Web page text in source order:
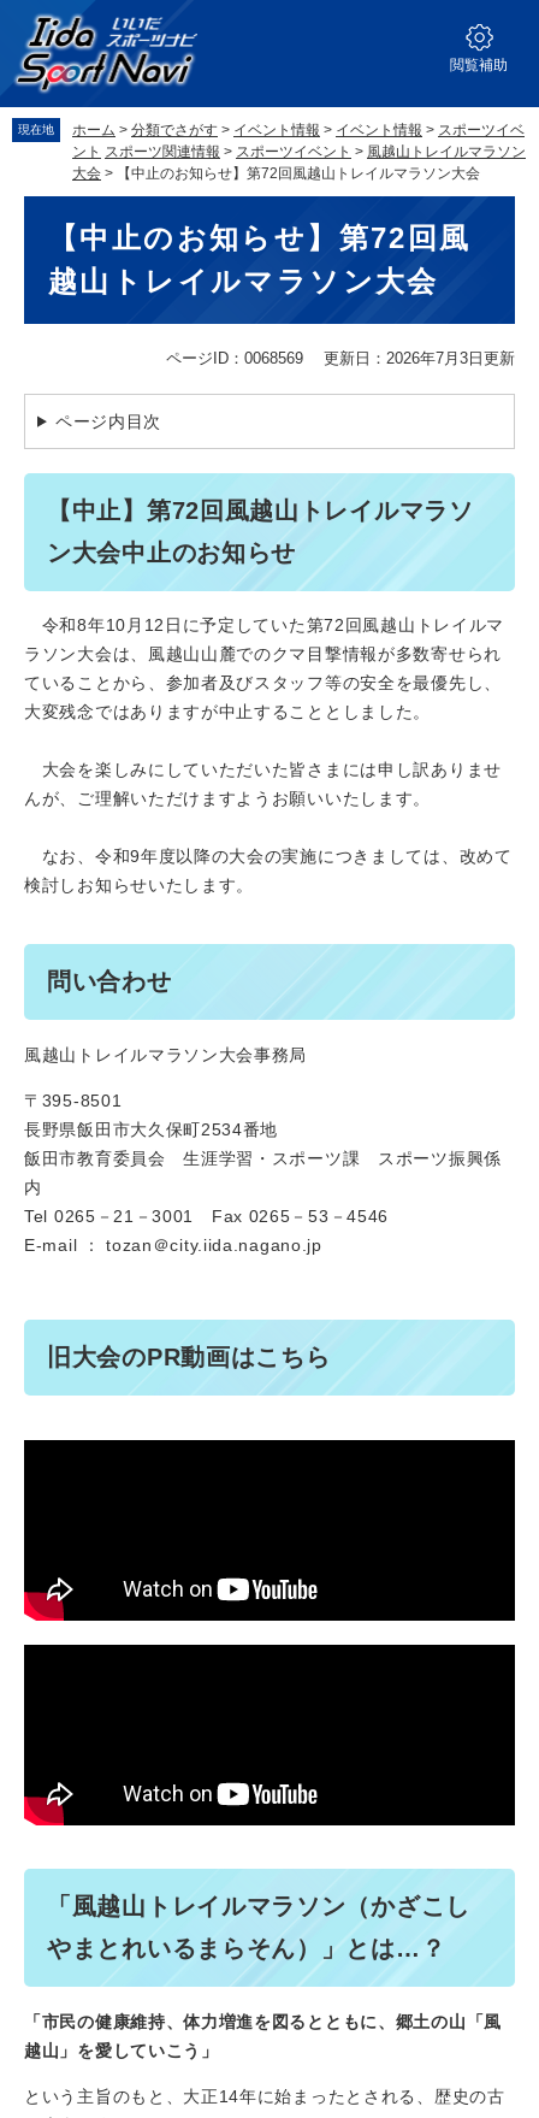
の
先
頭
ー
を
飛
閲覧補助
現在地 ホーム > 分類でさがす > イベント情報 > イベント情報 > スポーツイベ
ント スポーツ関連情報 > スポーツイベント > 風越山トレイルマラソン
大会 > 【中止のお知らせ】第72回風越山トレイルマラソン大会
【中止のお知らせ】第72回風
越山トレイルマラソン大会
ページID：0068569 更新日：2026年7月3日更新
ページ内目次
【中止】第72回風越山トレイルマラソ
ン大会中止のお知らせ
令和8年10月12日に予定していた第72回風越山トレイルマ
ラソン大会は、風越山山麓でのクマ目撃情報が多数寄せられ
ていることから、参加者及びスタッフ等の安全を最優先し、
大変残念ではありますが中止することとしました。
大会を楽しみにしていただいた皆さまには申し訳ありませ
んが、ご理解いただけますようお願いいたします。
なお、令和9年度以降の大会の実施につきましては、改めて
検討しお知らせいたします。
問い合わせ
風越山トレイルマラソン大会事務局
〒395-8501
長野県飯田市大久保町2534番地
飯田市教育委員会 生涯学習・スポーツ課 スポーツ振興係
内
Tel 0265－21－3001 Fax 0265－53－4546
E-mail ： tozan＠city.iida.nagano.jp
旧大会のPR動画はこちら
「風越山トレイルマラソン（かざこし
やまとれいるまらそん）」とは…？
「市民の健康維持、体力増進を図るとともに、郷土の山 「風
越山」を愛していこう」
という主旨のもと、大正14年に始まったとされる、歴史の古